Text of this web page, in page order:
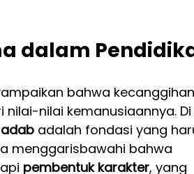
dalam
bahwa
nilai-nilai kemanusiaannya. Di
adab adalah fondasi yang
menggarisbawahi bahwa
pembentuk karakter, yang